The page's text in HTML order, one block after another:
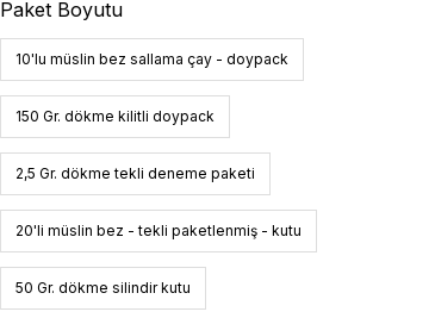
Paket Boyutu
10'lu müslin bez sallama çay - doypack
150 Gr. dökme kilitli doypack
2,5 Gr. dökme tekli deneme paketi
20'li müslin bez - tekli paketlenmiş - kutu
50 Gr. dökme silindir kutu